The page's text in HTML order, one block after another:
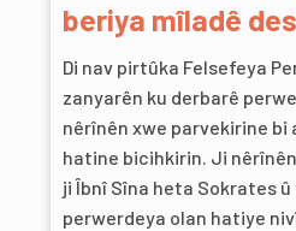
beriya mîladê
Di nav pirtûka Felsefeya
zanyarên ku derbarê
nêrînên xwe parvekirine bi
hatine bicihkirin. Ji
ji Îbnî Sîna heta Sokrates
perwerdeya olan hatiye